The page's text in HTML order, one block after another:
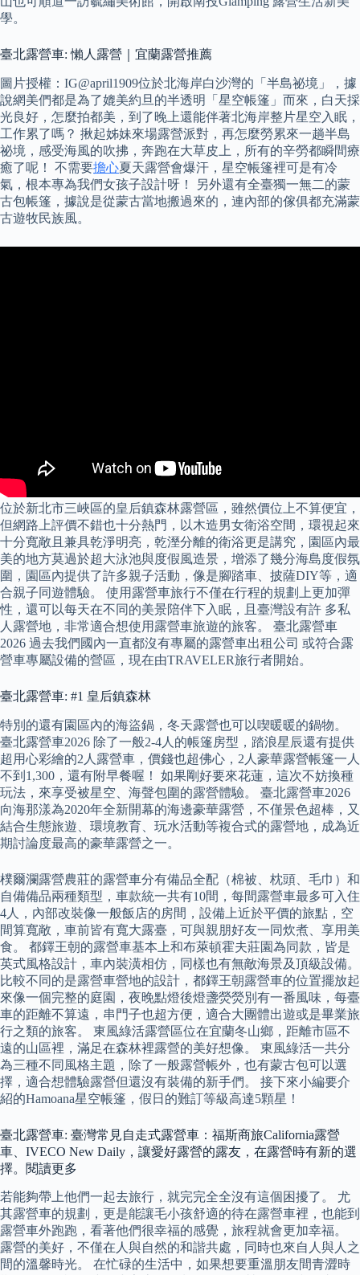
學。
臺北露營車: 懶人露營｜宜蘭露營推薦
圖片授權：IG@april1909位於北海岸白沙灣的「半島祕境」，據
說網美們都是為了媲美約旦的半透明「星空帳篷」而來，白天採
光良好，怎麼拍都美，到了晚上還能伴著北海岸整片星空入眠，
工作累了嗎？ 揪起姊妹來場露營派對，再怎麼勞累來一趟半島
祕境，感受海風的吹拂，奔跑在大草皮上，所有的辛勞都瞬間療
癒了呢！ 不需要擔心夏天露營會爆汗，星空帳篷裡可是有冷
氣，根本專為我們女孩子設計呀！ 另外還有全臺獨一無二的蒙
古包帳篷，據說是從蒙古當地搬過來的，連內部的傢俱都充滿蒙
古遊牧民族風。
位於新北市三峽區的皇后鎮森林露營區，雖然價位上不算便宜，
但網路上評價不錯也十分熱門，以木造男女衛浴空間，環視起來
十分寬敞且兼具乾淨明亮，乾溼分離的衛浴更是講究，園區內最
美的地方莫過於超大泳池與度假風造景，增添了幾分海島度假氛
圍，園區內提供了許多親子活動，像是腳踏車、披薩DIY等，適
合親子同遊體驗。 使用露營車旅行不僅在行程的規劃上更加彈
性，還可以每天在不同的美景陪伴下入眠，且臺灣設有許 多私
人露營地，非常適合想使用露營車旅遊的旅客。 臺北露營車
2026 過去我們國內一直都沒有專屬的露營車出租公司 或符合露
營車專屬設備的營區，現在由TRAVELER旅行者開始。
臺北露營車: #1 皇后鎮森林
特別的還有園區內的海盜鍋，冬天露營也可以喫暖暖的鍋物。
臺北露營車2026 除了一般2-4人的帳篷房型，踏浪星辰還有提供
超用心彩繪的2人露營車，價錢也超佛心，2人豪華露營帳篷一人
不到1,300，還有附早餐喔！ 如果剛好要來花蓮，這次不妨換種
玩法，來享受被星空、海聲包圍的露營體驗。 臺北露營車2026
向海那漾為2020年全新開幕的海邊豪華露營，不僅景色超棒，又
結合生態旅遊、環境教育、玩水活動等複合式的露營地，成為近
期討論度最高的豪華露營之一。
樸爾瀾露營農莊的露營車分有備品全配（棉被、枕頭、毛巾）和
自備備品兩種類型，車款統一共有10間，每間露營車最多可入住
4人，內部改裝像一般飯店的房間，設備上近於平價的旅點，空
間算寬敞，車前皆有寬大露臺，可與親朋好友一同炊煮、享用美
食。 都鐸王朝的露營車基本上和布萊頓霍夫莊園為同款，皆是
英式風格設計，車內裝潢相仿，同樣也有無敵海景及頂級設備。
比較不同的是露營車營地的設計，都鐸王朝露營車的位置擺放起
來像一個完整的庭園，夜晚點燈後燈盞熒熒別有一番風味，每臺
車的距離不算遠，串門子也超方便，適合大團體出遊或是畢業旅
行之類的旅客。 東風綠活露營區位在宜蘭冬山鄉，距離市區不
遠的山區裡，滿足在森林裡露營的美好想像。 東風綠活一共分
為三種不同風格主題，除了一般露營帳外，也有蒙古包可以選
擇，適合想體驗露營但還沒有裝備的新手們。 接下來小編要介
紹的Hamoana星空帳篷，假日的難訂等級高達5顆星！
臺北露營車: 臺灣常見自走式露營車：福斯商旅California露營
車、IVECO New Daily，讓愛好露營的露友，在露營時有新的選
擇。閱讀更多
若能夠帶上他們一起去旅行，就完完全全沒有這個困擾了。 尤
其露營車的規劃，更是能讓毛小孩舒適的待在露營車裡，也能到
露營車外跑跑，看著他們很幸福的感覺，旅程就會更加幸福。
露營的美好，不僅在人與自然的和諧共處，同時也來自人與人之
間的溫馨時光。 在忙碌的生活中，如果想要重溫朋友間青澀時